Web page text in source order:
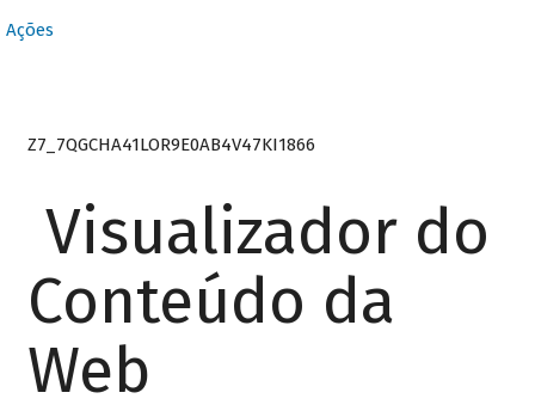
Ações
Z7_7QGCHA41LOR9E0AB4V47KI1866
Visualizador do
Conteúdo da
Web